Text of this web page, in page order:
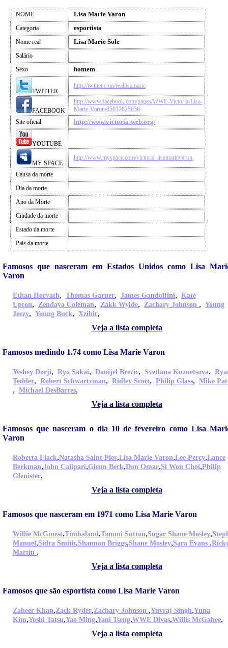
NOME Lisa Marie Varon
Categoria esportista
Nome real Lisa Marie Sole
Salário
Sexo
homem
TWITTER
http://twitter.com/reallisamarie
FACEBOOK
http://www.facebook.com/pages/WWE-Victoria-Lisa-
Marie-Varon/65012825656
Site oficial
http://www.victoria-web.org/
YOUTUBE
MY SPACE
http://www.myspace.com/victoria_lisamarievaron
Causa da morte
Dia da morte
Ano da Morte
Ciudade da morte
Estado da morte
Pais da morte
Famosos que nasceram em Estados Unidos como Lisa
Varon
Ethan Horvath, Thomas Garner, James Gandolfini, Kate
Upton, Zendaya Coleman, Zakk Wylde, Zachary Johnson , Young
Jeezy, Young Buck, Xzibit,
Veja a lista completa
Famosos medindo 1.74 como Lisa Marie Varon
Yeshey Dorji, Ryo Sakai, Danijel Brezic, Svetlana Kuznetsova,
Tedder, Robert Schwartzman, Ridley Scott, Philip Glass, Mike
, Michael DesBarres,
Veja a lista completa
Famosos que nasceram o dia 10 de fevereiro como Lisa
Varon
Roberta Flack,Natasha Saint Pier,Lisa Marie Varon,Lee Percy,Lance
Berkman,John Calipari,Glenn Beck,Don Omar,Si Won Choi,Philip
Glenister,
Veja a lista completa
Famosos que nasceram em 1971 como Lisa Marie Varon
Willie McGinest,Timbaland,Tammi Sutton,Sugar Shane Mosley,
Manuel,Sidra Smith,Shannon Briggs,Shane Mosley,Sara Evans ,
Martin ,
Veja a lista completa
Famosos que são esportista como Lisa Marie Varon
Zaheer Khan,Zack Ryder,Zachary Johnson ,Yuvraj Singh,Yuna
Kim,Yoshi Tatsu,Yao Ming,Yani Tseng,WWE Divas,Willis McGahee,
Veja a lista completa